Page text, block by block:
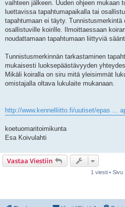
vaihteen jälkeen. Uuden ohjeen mukaan
luettavissa tapahtumapaikalla tai
tapahtumaan ei täyty. Tunnistusmerkintä
osallistuville koirille. Ilmoittaessaan
noudattamaan tapahtumaan liittyviä
Tunnistusmerkinnän tarkastaminen
mukaisesti luoksepäästävyyden
Mikäli koiralla on siru mitä yleisimmät
omistajalla oltava lukulaite mukanaan.
http://www.kennelliitto.fi/uutiset/epas ...
koetuomaritoimikunta
Esa Koivulahti
Vastaa Viestiin
1 viesti • Sivu